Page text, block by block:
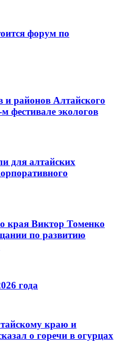
форум по
районов Алтайского
фестивале экологов
для алтайских
края Виктор Томенко
по развитию
года
краю и
о горечи в огурцах